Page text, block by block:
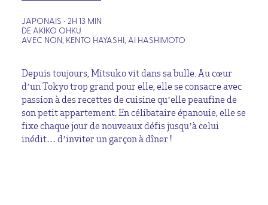
JAPONAIS • 2H 13 MIN
DE AKIKO OHKU
AVEC NON, KENTO HAYASHI, AI HASHIMOTO
Depuis toujours, Mitsuko vit dans sa bulle. Au cœur
d’un Tokyo trop grand pour elle, elle se consacre avec
passion à des recettes de cuisine qu’elle peaufine de
son petit appartement. En célibataire épanouie, elle se
fixe chaque jour de nouveaux défis jusqu’à celui
inédit… d’inviter un garçon à dîner !